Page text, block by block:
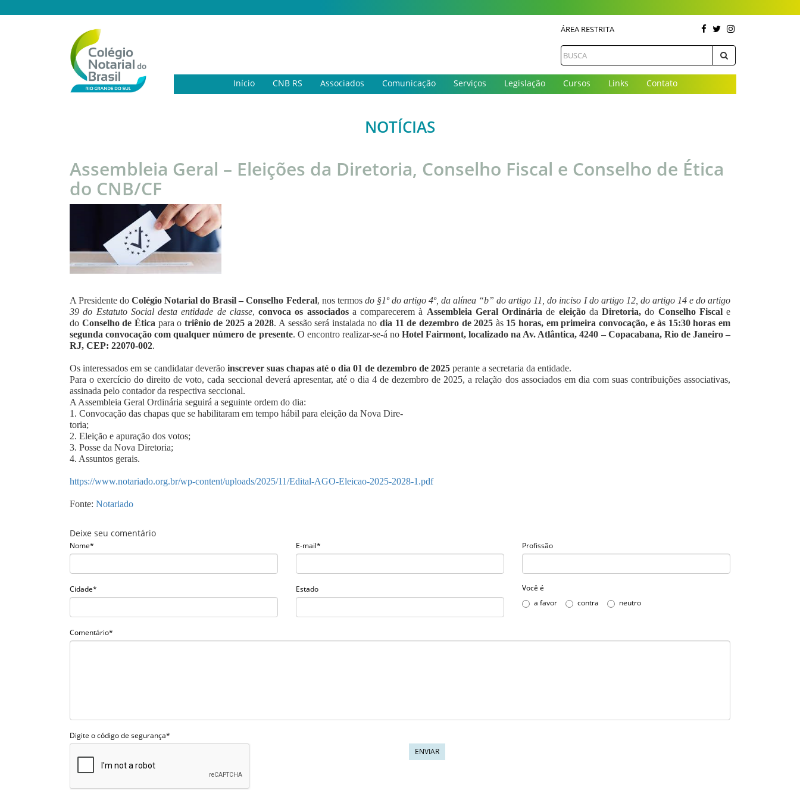
ÁREA RESTRITA
Início CNB RS Associados Comunicação Serviços Legislação Cursos Links Contato
NOTÍCIAS
Assembleia Geral – Eleições da Diretoria, Conselho Fiscal e Conselho de Ética
do CNB/CF
A Presidente do Colégio Notarial do Brasil – Conselho Federal, nos termos do §1º do artigo 4º, da alínea “b” do artigo 11, do inciso I do artigo 12, do artigo 14 e do artigo
39 do Estatuto Social desta entidade de classe, convoca os associadosa comparecerem à Assembleia Geral Ordinária de eleição da Diretoria,do Conselho Fiscal e
do Conselho de Ética para o triênio de 2025 a 2028. A sessão será instalada no dia 11 de dezembro de 2025 às 15 horas, em primeira convocação, e às 15:30 horas em
segunda convocação com qualquer número de presente. O encontro realizar-se-á no Hotel Fairmont, localizado na Av. Atlântica, 4240 – Copacabana, Rio de Janeiro –
RJ, CEP: 22070-002.
Os interessados em se candidatar deverão inscrever suas chapas até o dia 01 de dezembro de 2025 perante a secretaria da entidade.
Para o exercício do direito de voto, cada seccional deverá apresentar, até o dia 4 de dezembro de 2025, a relação dos associados em dia com suas contribuições associativas,
assinada pelo contador da respectiva seccional.
A Assembleia Geral Ordinária seguirá a seguinte ordem do dia:
1. Convocação das chapas que se habilitaram em tempo hábil para eleição da Nova Dire-
toria;
2. Eleição e apuração dos votos;
3. Posse da Nova Diretoria;
4. Assuntos gerais.
https://www.notariado.org.br/wp-content/uploads/2025/11/Edital-AGO-Eleicao-2025-2028-1.pdf
Fonte: Notariado
Deixe seu comentário
Nome* E-mail* Profissão
Cidade* Estado
Você é
a favor
contra neutro
Comentário*
Digite o código de segurança*
ENVIAR